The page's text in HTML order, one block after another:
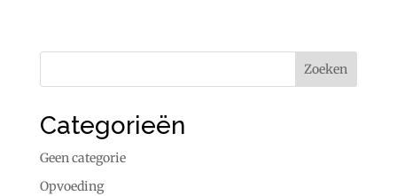
Categorieën
Geen categorie
Opvoeding